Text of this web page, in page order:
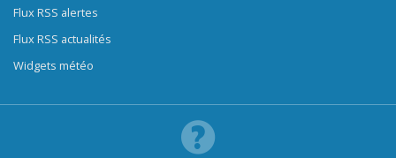
Flux RSS alertes
Flux RSS actualités
Widgets météo